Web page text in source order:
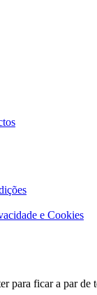
e Cookies
para ficar a par de